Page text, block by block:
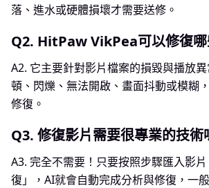
落、進水或硬體損壞才需要送修。
Q2. HitPaw VikPea可以修復哪
A2. 它主要針對影片檔案的損毀與播放
頓、閃爍、無法開啟、畫面抖動或模糊
修復。
Q3. 修復影片需要很專業的技術
A3. 完全不需要！只要按照步驟匯入影
復」，AI就會自動完成分析與修復，一